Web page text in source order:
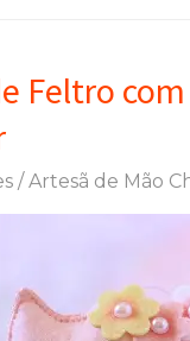
Feltro
/Artesã de Mão